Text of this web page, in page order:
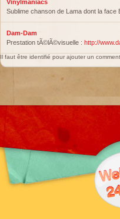
Vinylmaniacs
Sublime chanson de Lama dont la
Dam-Dam
Prestation tÃ©lÃ©visuelle : http://
Il faut être identifié pour ajouter un